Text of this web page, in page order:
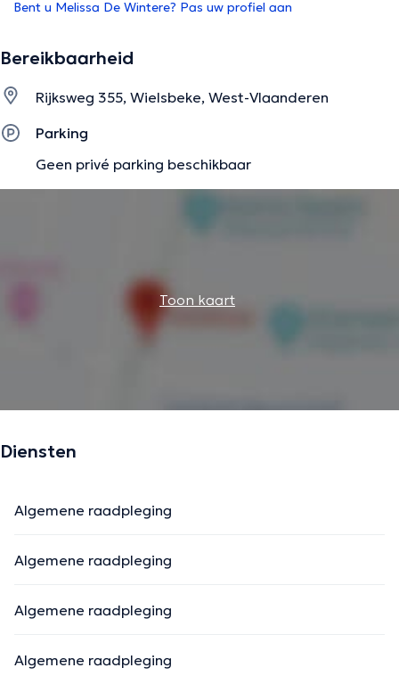
Bent u Melissa De Wintere? Pas uw profiel aan
Bereikbaarheid
Rijksweg 355, Wielsbeke, West-Vlaanderen
Parking
Geen privé parking beschikbaar
Toon kaart
Diensten
Algemene raadpleging
Algemene raadpleging
Algemene raadpleging
Algemene raadpleging